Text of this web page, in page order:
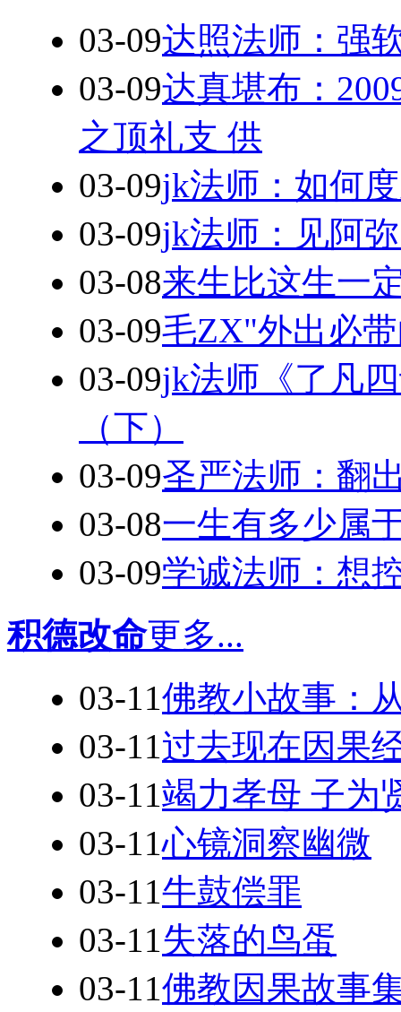
03-09达照法师：强
03-09达真堪布：
之顶礼支 供
03-09jk法师：如何
03-09jk法师：见阿
03-08来生比这生一
03-09毛ZX"外出必
03-09jk法师《了凡
（下）
03-09圣严法师：翻
03-08一生有多少属
03-09学诚法师：想
积德改命更多...
03-11佛教小故事：
03-11过去现在因果
03-11竭力孝母 子为
03-11心镜洞察幽微
03-11牛鼓偿罪
03-11失落的鸟蛋
03-11佛教因果故事